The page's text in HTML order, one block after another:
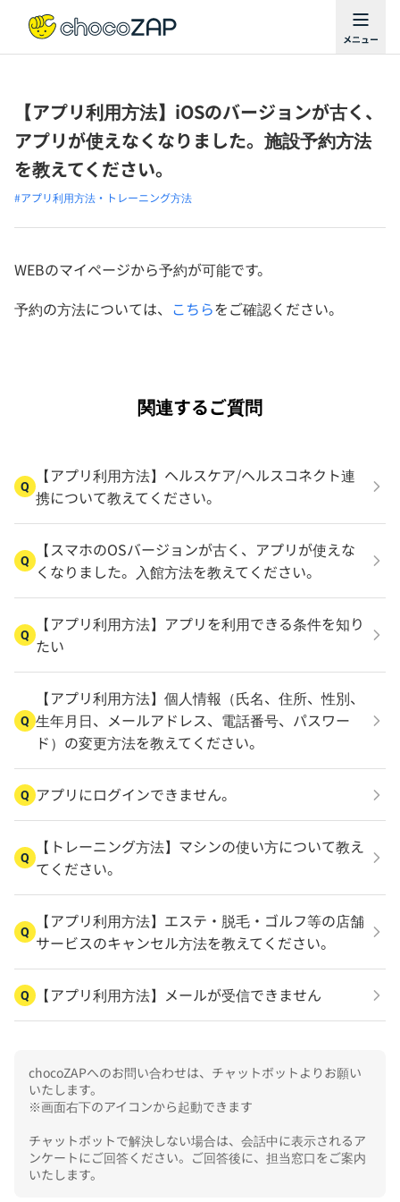
【アプリ利用方法】iOSのバージョンが古く、
アプリが使えなくなりました。施設予約方法
を教えてください。
#アプリ利用方法・トレーニング方法
WEBのマイページから予約が可能です。
予約の方法については、 こちらをご確認ください。
関連するご質問
Q
【アプリ利用方法】ヘルスケア/ヘルスコネクト連
携について教えてください。
Q
【スマホのOSバージョンが古く、アプリが使えな
くなりました。入館方法を教えてください。
Q
【アプリ利用方法】アプリを利用できる条件を知り
たい
Q
【アプリ利用方法】個人情報（氏名、住所、性別、
生年月日、メールアドレス、電話番号、パスワー
ド）の変更方法を教えてください。
Q アプリにログインできません。
Q
【トレーニング方法】マシンの使い方について教え
てください。
Q
【アプリ利用方法】エステ・脱毛・ゴルフ等の店舗
サービスのキャンセル方法を教えてください。
Q 【アプリ利用方法】メールが受信できません
chocoZAPへのお問い合わせは、チャットボットよりお願い
いたします。
※画面右下のアイコンから起動できます
チャットボットで解決しない場合は、会話中に表示されるア
ンケートにご回答ください。ご回答後に、担当窓口をご案内
いたします。